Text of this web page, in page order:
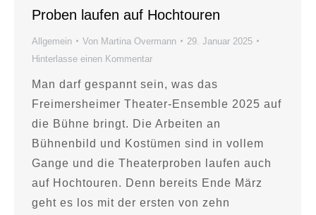
Proben laufen auf Hochtouren
Allgemein Von Martina Overmann
29. Januar 2025
Hinterlasse einen Kommentar
Man darf gespannt sein, was das
Freimersheimer Theater-Ensemble 2025 auf
die Bühne bringt. Die Arbeiten an
Bühnenbild und Kostümen sind in vollem
Gange und die Theaterproben laufen auch
auf Hochtouren. Denn bereits Ende März
geht es los mit der ersten von zehn